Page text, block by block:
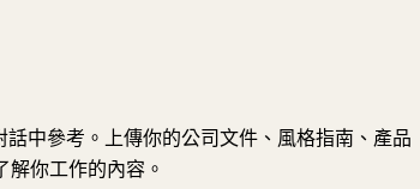
中參考。上傳你的公司文件、風格指南、產品
你工作的內容。